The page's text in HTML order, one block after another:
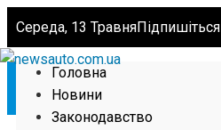
Середа, 13 ТравняПідпишіться
Головна
Новини
Законодавство